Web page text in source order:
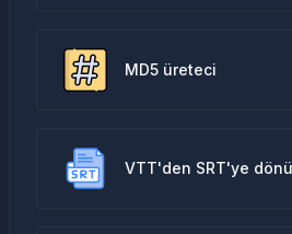
MD5 üreteci
VTT'den SRT'ye